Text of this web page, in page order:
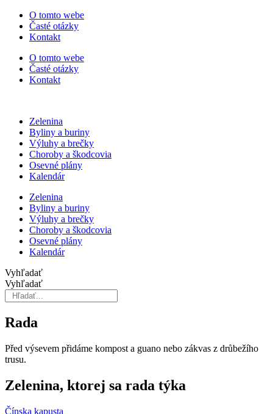
Preskočiť
obsah
O tomto webe
Časté otázky
Kontakt
O tomto webe
Časté otázky
Kontakt
Zelenina
Byliny a buriny
Výluhy a brečky
Choroby a škodcovia
Osevné plány
Kalendár
Zelenina
Byliny a buriny
Výluhy a brečky
Choroby a škodcovia
Osevné plány
Kalendár
Vyhľadať
Vyhľadať
Rada
Před výsevem při­dáme kompost a guano nebo zákvas z drů­bežího
trusu.
Zelenina, ktorej sa rada týka
Čínska kapusta